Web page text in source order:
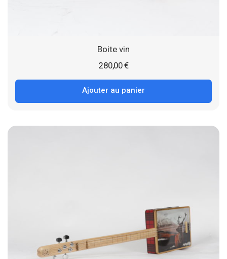
Boite vin
280,00€
Ajouter au panier